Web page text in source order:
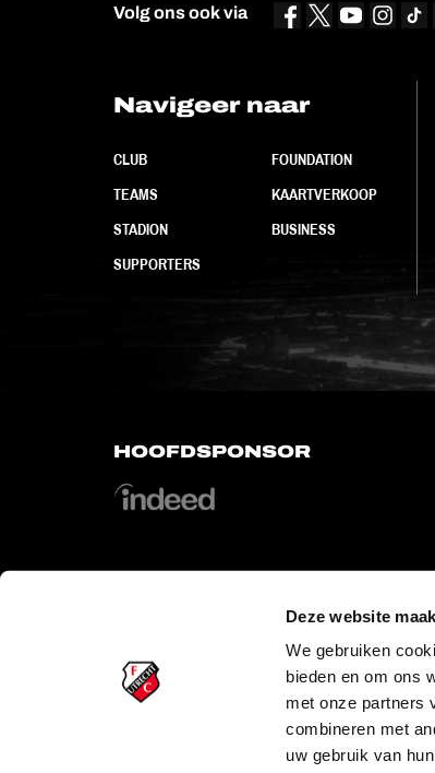
Deze website
We gebruiken
bieden en om ons
met onze partners
combineren met
uw gebruik van
Volg ons ook via
Navigeer naar
CLUB
TEAMS
STADION
SUPPORTERS
FOUNDATION
KAARTVERKOOP
BUSINESS
HOOFDSPONSOR
OFFICIAL PARTNERS